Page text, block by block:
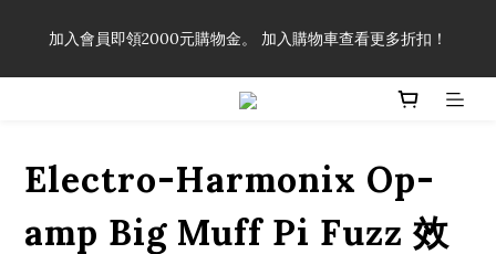
享有弦線、配件終生89折優惠！
加入會員即領2000元購物金。 加入購物車查看更多折扣！
「一生弦命！」單筆購買弦線、配件滿$999（不含運費），即可
Electro-Harmonix Op-
amp Big Muff Pi Fuzz 效